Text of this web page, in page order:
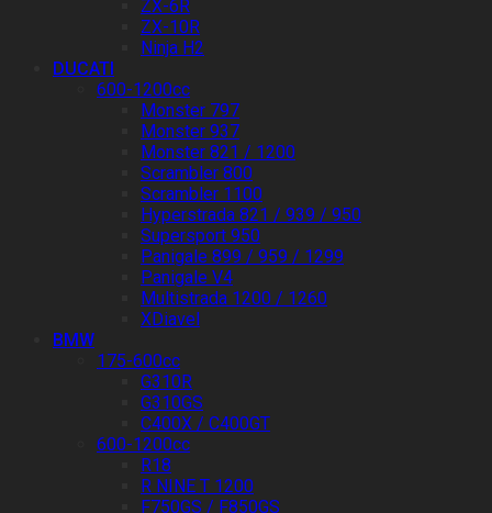
ZX-6R
ZX-10R
Ninja H2
DUCATI
600-1200cc
Monster 797
Monster 937
Monster 821 / 1200
Scrambler 800
Scrambler 1100
Hyperstrada 821 / 939 / 950
Supersport 950
Panigale 899 / 959 / 1299
Panigale V4
Multistrada 1200 / 1260
XDiavel
BMW
175-600cc
G310R
G310GS
C400X / C400GT
600-1200cc
R18
R NINE T 1200
F750GS / F850GS